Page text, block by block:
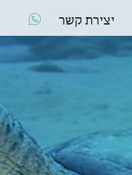
יצירת קשר